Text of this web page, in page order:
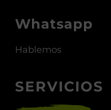
Whatsapp
Hablemos
SERVICIOS